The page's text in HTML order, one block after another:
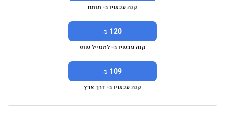
קנה עכשיו ב- תותח
120 ₪
קנה עכשיו ב- למטייל שופ
109 ₪
קנה עכשיו ב- דרך ארץ